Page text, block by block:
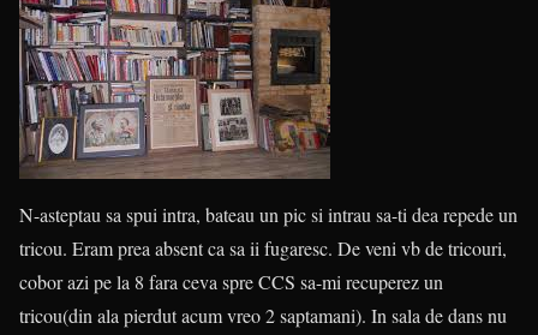
N-asteptau sa spui intra, bateau un pic si intrau sa-ti dea repede un
tricou. Eram prea absent ca sa ii fugaresc. De veni vb de tricouri,
cobor azi pe la 8 fara ceva spre CCS sa-mi recuperez un
tricou(din ala pierdut acum vreo 2 saptamani). In sala de dans nu